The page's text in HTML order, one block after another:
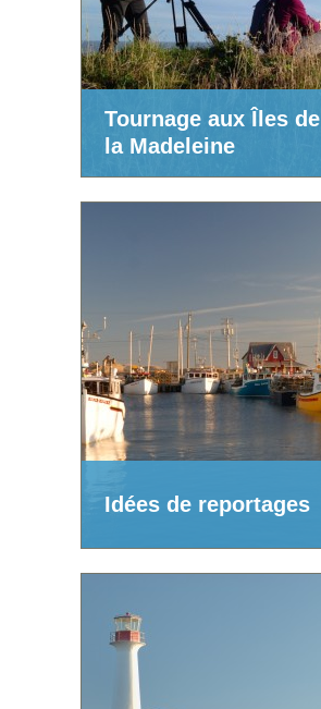
Tournage aux Îles de
la Madeleine
Idées de reportages